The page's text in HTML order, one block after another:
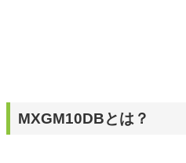
MXGM10DBとは？